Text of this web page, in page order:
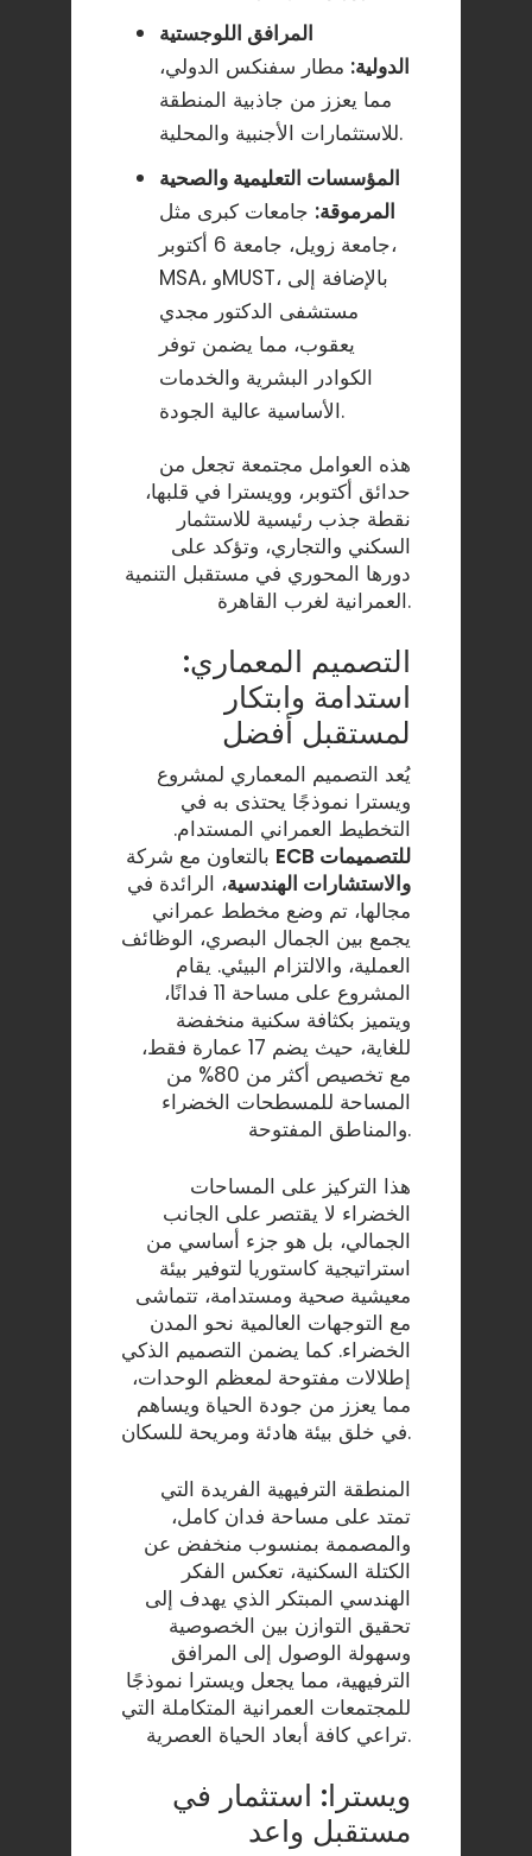
المرافق اللوجستية
الدولية: مطار سفنكس الدولي،
مما يعزز من جاذبية المنطقة
للاستثمارات الأجنبية والمحلية.
المؤسسات التعليمية والصحية
المرموقة: جامعات كبرى مثل
جامعة زويل، جامعة 6 أكتوبر،
MSA، وMUST، بالإضافة إلى
مستشفى الدكتور مجدي
يعقوب، مما يضمن توفر
الكوادر البشرية والخدمات
الأساسية عالية الجودة.
هذه العوامل مجتمعة تجعل من
حدائق أكتوبر، وويسترا في قلبها،
نقطة جذب رئيسية للاستثمار
السكني والتجاري، وتؤكد على
دورها المحوري في مستقبل التنمية
العمرانية لغرب القاهرة.
التصميم المعماري:
استدامة وابتكار
لمستقبل أفضل
يُعد التصميم المعماري لمشروع
ويسترا نموذجًا يحتذى به في
التخطيط العمراني المستدام.
ECB للتصميمات
والاستشارات الهندسية، الرائدة في
مجالها، تم وضع مخطط عمراني
يجمع بين الجمال البصري، الوظائف
العملية، والالتزام البيئي. يقام
المشروع على مساحة 11 فدانًا،
ويتميز بكثافة سكنية منخفضة
للغاية، حيث يضم 17 عمارة فقط،
مع تخصيص أكثر من 80% من
المساحة للمسطحات الخضراء
والمناطق المفتوحة.
هذا التركيز على المساحات
الخضراء لا يقتصر على الجانب
الجمالي، بل هو جزء أساسي من
استراتيجية كاستوريا لتوفير بيئة
معيشية صحية ومستدامة، تتماشى
مع التوجهات العالمية نحو المدن
الخضراء. كما يضمن التصميم الذكي
إطلالات مفتوحة لمعظم الوحدات،
مما يعزز من جودة الحياة ويساهم
في خلق بيئة هادئة ومريحة للسكان.
المنطقة الترفيهية الفريدة التي
تمتد على مساحة فدان كامل،
والمصممة بمنسوب منخفض عن
الكتلة السكنية، تعكس الفكر
الهندسي المبتكر الذي يهدف إلى
تحقيق التوازن بين الخصوصية
وسهولة الوصول إلى المرافق
الترفيهية، مما يجعل ويسترا نموذجًا
للمجتمعات العمرانية المتكاملة التي
تراعي كافة أبعاد الحياة العصرية.
ويسترا: استثمار في
مستقبل واعد